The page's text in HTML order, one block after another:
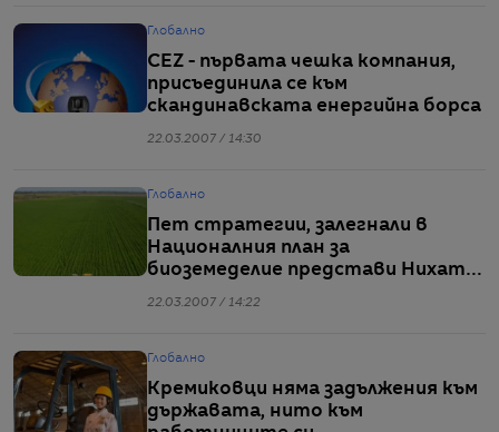
Глобално
CEZ - първата чешка компания,
присъединила се към
скандинавската енергийна борса
22.03.2007 / 14:30
Глобално
Пет стратегии, залегнали в
Националния план за
биоземеделие представи Нихат
22.03.2007 / 14:22
Глобално
Кремиковци няма задължения към
държавата, нито към